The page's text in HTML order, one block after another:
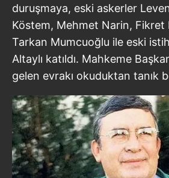
duruşmaya, eski askerler
Köstem, Mehmet Narin, Fikret
Tarkan Mumcuoğlu ile eski
Altaylı katıldı. Mahkeme
gelen evrakı okuduktan tanık